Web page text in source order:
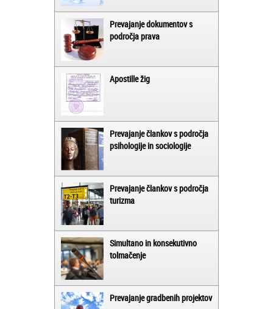
Prevajanje dokumentov s
področja prava
Apostille žig
Prevajanje člankov s področja
psihologije in sociologije
Prevajanje člankov s področja
turizma
Simultano in konsekutivno
tolmačenje
Prevajanje gradbenih projektov